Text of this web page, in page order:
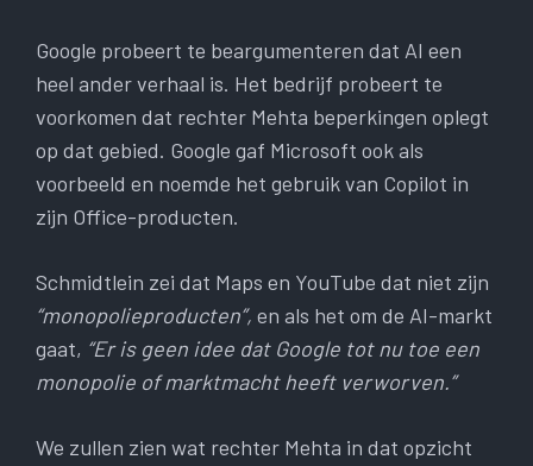
Google probeert te beargumenteren dat AI een
heel ander verhaal is. Het bedrijf probeert te
voorkomen dat rechter Mehta beperkingen oplegt
op dat gebied. Google gaf Microsoft ook als
voorbeeld en noemde het gebruik van Copilot in
zijn Office-producten.
Schmidtlein zei dat Maps en YouTube dat niet zijn
“monopolieproducten”, en als het om de AI-markt
gaat, “Er is geen idee dat Google tot nu toe een
monopolie of marktmacht heeft verworven.”
We zullen zien wat rechter Mehta in dat opzicht